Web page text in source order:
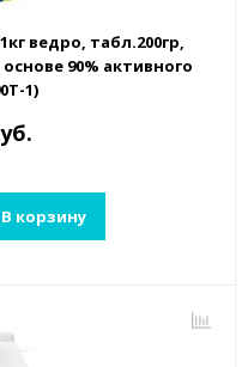
ведро, табл.200гр,
90% активного
1)
В корзину